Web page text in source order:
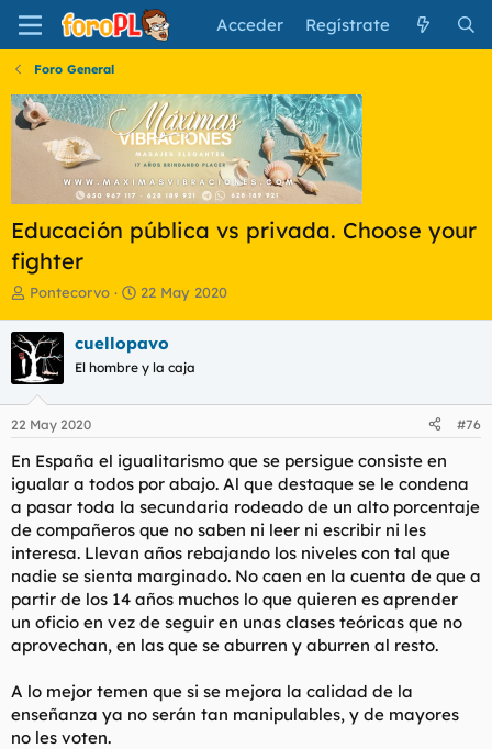
Acceder Regístrate
Foro General
Educación pública vs privada. Choose your
fighter
I
i
c
i
a
d
o
d
e
l
t
e
m
a
Pontecorvo
F
h
a
e
i
c
i
o
22 May 2020
cuellopavo
El hombre y la caja
22 May 2020 #76
En España el igualitarismo que se persigue consiste en
igualar a todos por abajo. Al que destaque se le condena
a pasar toda la secundaria rodeado de un alto porcentaje
de compañeros que no saben ni leer ni escribir ni les
interesa. Llevan años rebajando los niveles con tal que
nadie se sienta marginado. No caen en la cuenta de que a
partir de los 14 años muchos lo que quieren es aprender
un oficio en vez de seguir en unas clases teóricas que no
aprovechan, en las que se aburren y aburren al resto.
A lo mejor temen que si se mejora la calidad de la
enseñanza ya no serán tan manipulables, y de mayores
no les voten.